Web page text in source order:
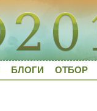
БЛОГИ ОТБОР